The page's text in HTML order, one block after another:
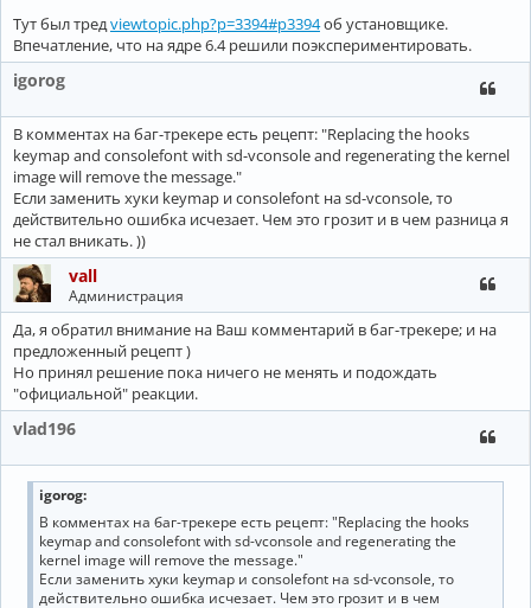
Тут был тредviewtopic.php?p=3394#p3394об установщике.
Впечатление, что на ядре 6.4 решили поэкспериментировать.
igorog
В комментах на баг-трекере есть рецепт: "Replacing the hooks
keymap and consolefont with sd-vconsole and regenerating the kernel
image will remove the message."
Если заменить хуки keymap и consolefont на sd-vconsole, то
действительно ошибка исчезает. Чем это грозит и в чем разница я
не стал вникать. ))
vall
Администрация
Да, я обратил внимание на Ваш комментарий в баг-трекере; и на
предложенный рецепт )
Но принял решение пока ничего не менять и подождать
"официальной" реакции.
vlad196
igorog:
В комментах на баг-трекере есть рецепт: "Replacing the hooks
keymap and consolefont with sd-vconsole and regenerating the
kernel image will remove the message."
Если заменить хуки keymap и consolefont на sd-vconsole, то
действительно ошибка исчезает. Чем это грозит и в чем